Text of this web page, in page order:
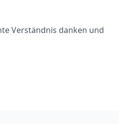
Verständnis danken und